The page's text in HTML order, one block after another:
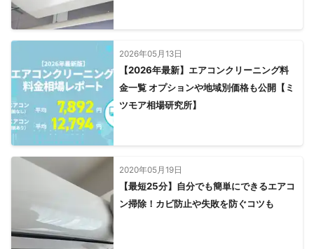
2026年05月13日
【2026年最新】エアコンクリーニング料
金一覧 オプションや地域別価格も公開【ミ
ツモア相場研究所】
2020年05月19日
【最短25分】自分でも簡単にできるエアコ
ン掃除！カビ防止や失敗を防ぐコツも